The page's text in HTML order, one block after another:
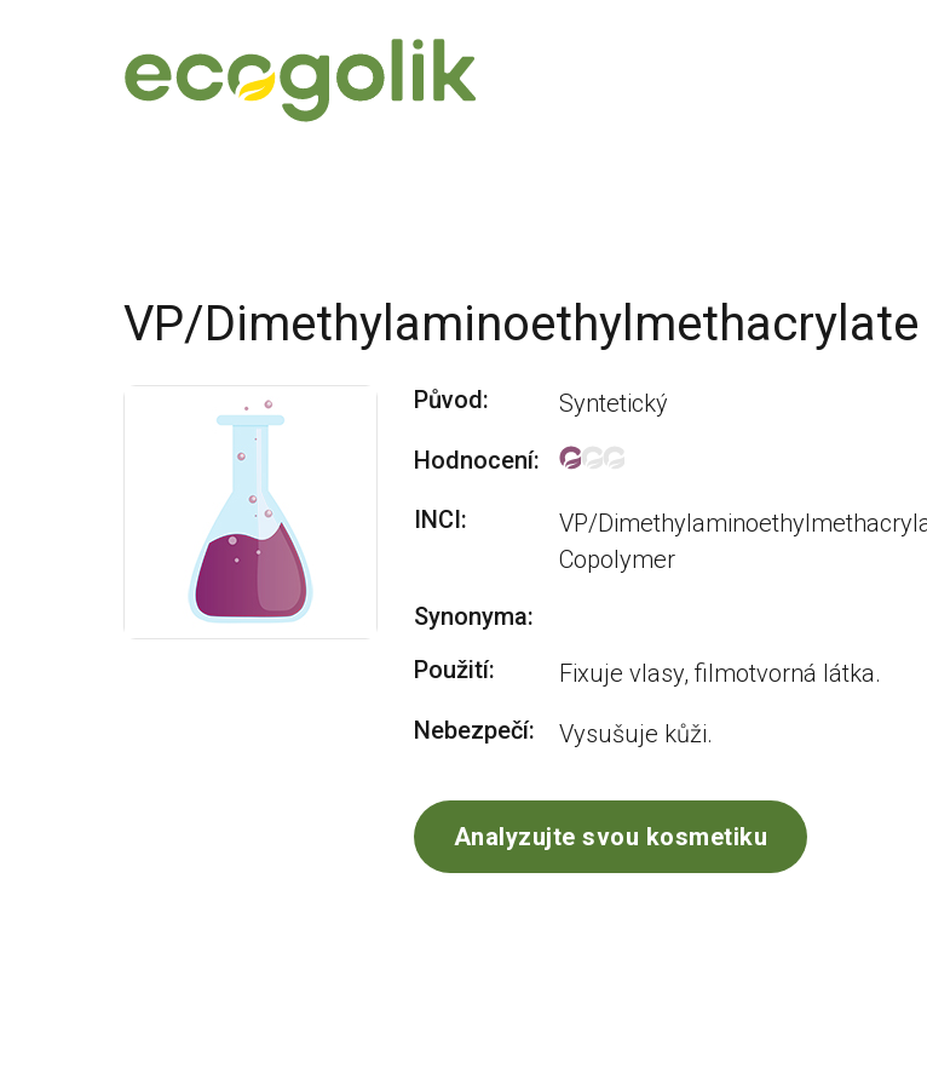
VP/
Původ:
Syntetický
Hodnocení:
INCI:
VP/
Copolymer
Synonyma:
Použití:
Fixuje vlasy, filmotvorná látka.
Nebezpečí:
Vysušuje kůži.
Analyzujte svou kosmetiku